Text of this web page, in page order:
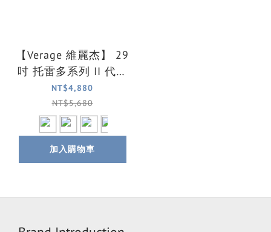
【Verage 維麗杰】 29
吋 托雷多系列 II 代布
面行李箱/旅行箱(4色
可選)
NT$4,880
NT$5,680
加入購物車